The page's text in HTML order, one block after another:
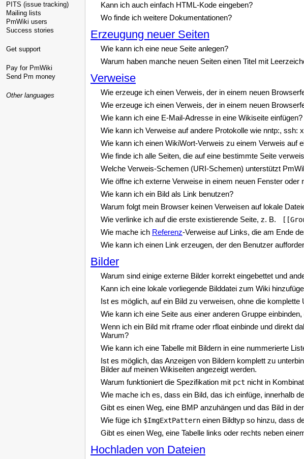
PITS (issue tracking)
Mailing lists
PmWiki users
Success stories
Get support
Pay for PmWiki
Send Pm money
Other languages
Kann ich auch einfach HTML-Kode eingeben?
Wo finde ich weitere Dokumentationen?
Erzeugung neuer Seiten
Wie kann ich eine neue Seite anlegen?
Warum haben manche neuen Seiten einen Titel mit
Verweise
Wie erzeuge ich einen Verweis, der in einem neuen
Wie erzeuge ich einen Verweis, der in einem neuen
Wie kann ich eine E-Mail-Adresse in eine Wikiseite einfügen?
Wie kann ich Verweise auf andere Protokolle wie nntp:, ssh:
Wie kann ich einen WikiWort-Verweis zu einem Verweis auf
Wie finde ich alle Seiten, die auf eine bestimmte Seite
Welche Verweis-Schemen (URI-Schemen) unterstützt
Wie öffne ich externe Verweise in einem neuen Fenster
Wie kann ich ein Bild als Link benutzen?
Warum folgt mein Browser keinen Verweisen auf lokale
Wie verlinke ich auf die erste existierende Seite, z. B.
Wie mache ich Referenz-Verweise auf Links, die am Ende
Wie kann ich einen Link erzeugen, der den Benutzer
Bilder
Warum sind einige externe Bilder korrekt eingebettet und
Kann ich eine lokale vorliegende Bilddatei zum Wiki
Ist es möglich, auf ein Bild zu verweisen, ohne die komplette
Wie kann ich eine Seite aus einer anderen Gruppe
Wenn ich ein Bild mit rframe oder rfloat einbinde und direkt
Warum?
Wie kann ich eine Tabelle mit Bildern in eine nummerierte
Ist es möglich, das Anzeigen von Bildern komplett zu
Bilder auf meinen Wikiseiten angezeigt werden.
Warum funktioniert die Spezifikation mit pct nicht in
Wie mache ich es, dass ein Bild, das ich einfüge, innerhalb
Gibt es einen Weg, eine BMP anzuhängen und das Bild in
Wie füge ich $ImgExtPattern einen Bildtyp so hinzu, dass
Gibt es einen Weg, eine Tabelle links oder rechts neben
Hochladen von Dateien